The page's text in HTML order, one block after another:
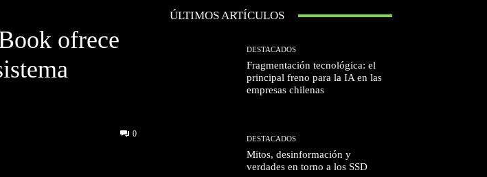
ofrece
0
ÚLTIMOS ARTÍCULOS
DESTACADOS
Fragmentación tecnológica: el
principal freno para la IA en las
empresas chilenas
DESTACADOS
Mitos, desinformación y
verdades en torno a los SSD